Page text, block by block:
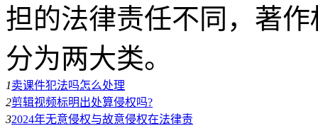
担的法律责任不同，著
分为两大类。
1卖课件犯法吗怎么处理
2剪辑视频标明出处算侵权吗?
32024年无意侵权与故意侵权在法律责